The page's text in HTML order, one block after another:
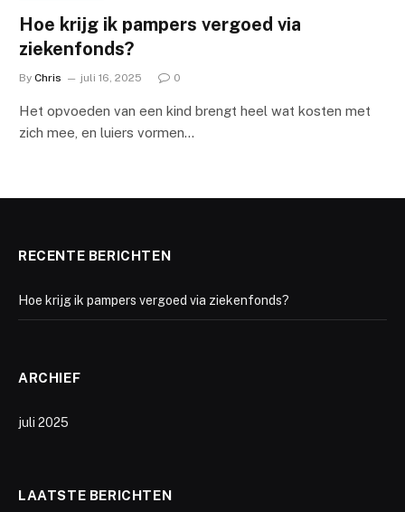
Hoe krijg ik pampers vergoed via
ziekenfonds?
By Chris juli 16, 2025 0
Het opvoeden van een kind brengt heel wat kosten met
zich mee, en luiers vormen…
RECENTE BERICHTEN
Hoe krijg ik pampers vergoed via ziekenfonds?
ARCHIEF
juli 2025
LAATSTE BERICHTEN